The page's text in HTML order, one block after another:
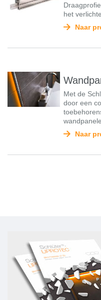
het
Naar
Met de
door een
Naar